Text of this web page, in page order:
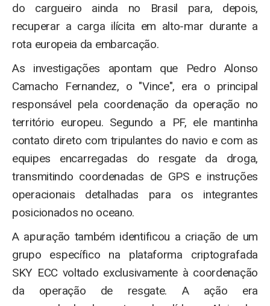
do cargueiro ainda no Brasil para, depois,
recuperar a carga ilícita em alto-mar durante a
rota europeia da embarcação.
As investigações apontam que Pedro Alonso
Camacho Fernandez, o "Vince", era o principal
responsável pela coordenação da operação no
território europeu. Segundo a PF, ele mantinha
contato direto com tripulantes do navio e com as
equipes encarregadas do resgate da droga,
transmitindo coordenadas de GPS e instruções
operacionais detalhadas para os integrantes
posicionados no oceano.
A apuração também identificou a criação de um
grupo específico na plataforma criptografada
SKY ECC voltado exclusivamente à coordenação
da operação de resgate. A ação era